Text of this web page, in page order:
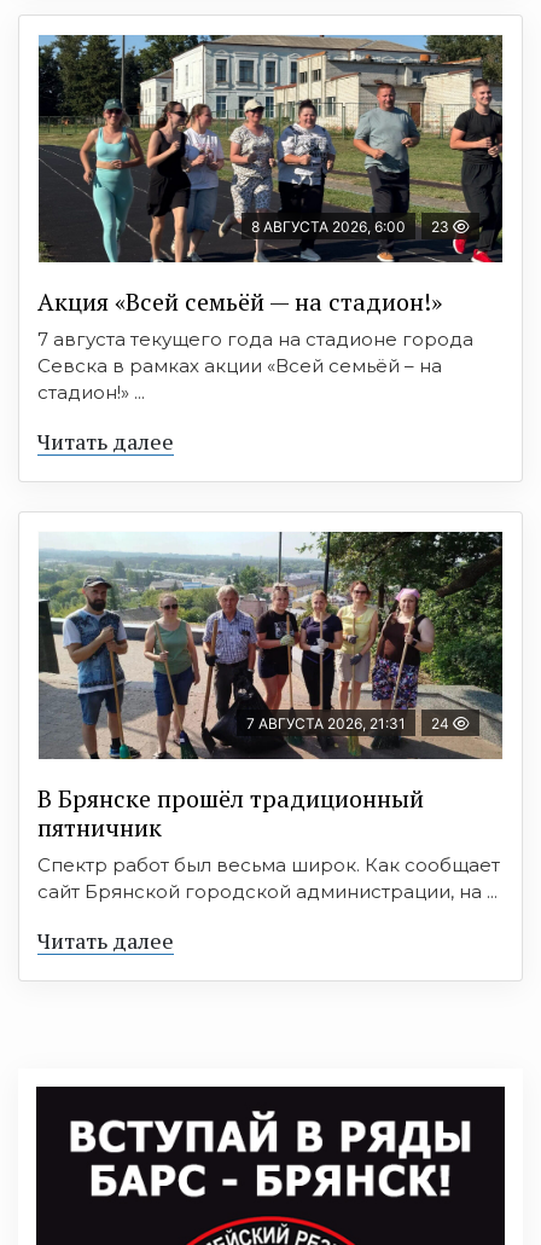
8 АВГУСТА 2026, 6:00 23
Акция «Всей семьёй — на стадион!»
7 августа текущего года на стадионе города
Севска в рамках акции «Всей семьёй – на
стадион!» ...
Читать далее
7 АВГУСТА 2026, 21:31 24
В Брянске прошёл традиционный
пятничник
Спектр работ был весьма широк. Как сообщает
сайт Брянской городской администрации, на ...
Читать далее